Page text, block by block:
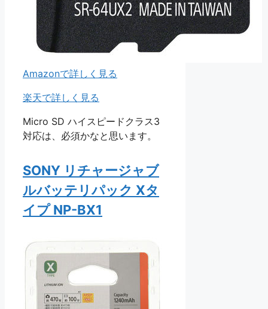
Amazonで詳しく見る
楽天で詳しく見る
Micro SD ハイスピードクラス3
対応は、必須かなと思います。
SONY リチャージャブ
ルバッテリパック Xタ
イプ NP-BX1